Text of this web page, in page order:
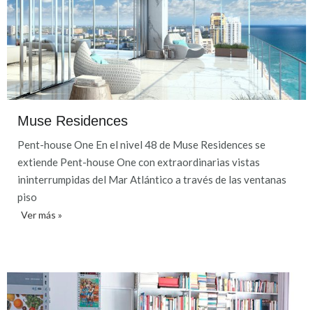
Muse Residences
Pent-house One En el nivel 48 de Muse Residences se
extiende Pent-house One con extraordinarias vistas
ininterrumpidas del Mar Atlántico a través de las ventanas
piso
Ver más »